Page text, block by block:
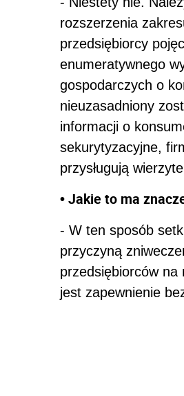
rozszerzenia
przedsiębiorcy
enumeratywnego
gospodarczych o
nieuzasadniony
informacji o
sekurytyzacyjne,
przysługują
• Jakie to ma
- W ten sposób
przyczyną
przedsiębiorców na
jest zapewnienie